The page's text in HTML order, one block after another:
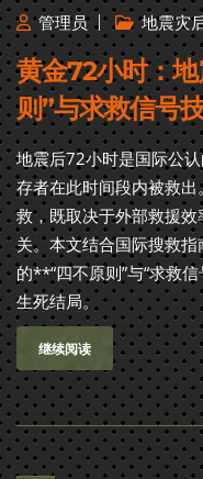
管理员 地震灾
黄金72小时：
则”与求救信号
地震后72小时是国际公
存者在此时间段内被救
救，既取决于外部救援
关。本文结合国际搜救
的**“四不原则”与“求救
生死结局。
继续阅读